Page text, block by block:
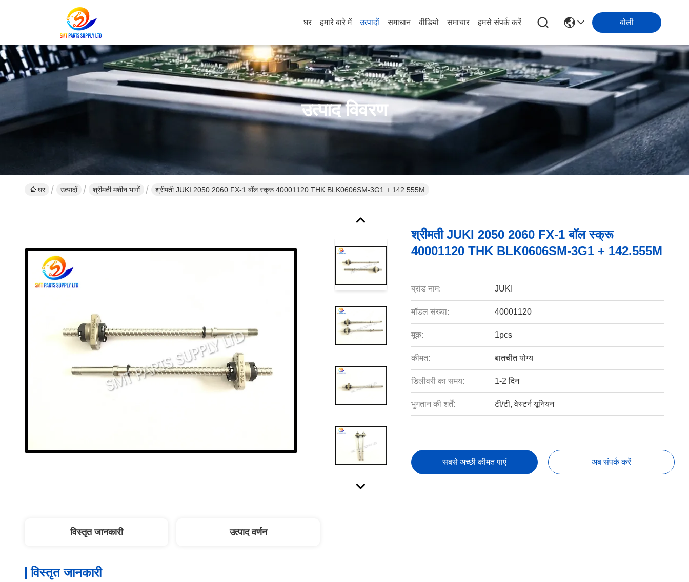
घर हमारे बारे में उत्पादों समाधान वीडियो समाचार हमसे संपर्क करें बोली
उत्पाद विवरण
घर उत्पादों श्रीमती मशीन भागों श्रीमती JUKI 2050 2060 FX-1 बॉल स्क्रू 40001120 THK BLK0606SM-3G1 + 142.555M
श्रीमती JUKI 2050 2060 FX-1 बॉल स्क्रू
40001120 THK BLK0606SM-3G1 + 142.555M
ब्रांड नाम: JUKI
मॉडल संख्या: 40001120
मूक: 1pcs
कीमत: बातचीत योग्य
डिलीवरी का समय: 1-2 दिन
भुगतान की शर्तें: टी/टी, वेस्टर्न यूनियन
सबसे अच्छी कीमत पाएं अब संपर्क करें
विस्तृत जानकारी उत्पाद वर्णन
विस्तृत जानकारी